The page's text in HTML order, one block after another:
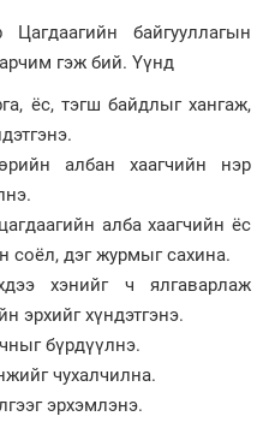
Цагдаагийн байгууллагын
гэж бий. Үүнд
ёс, тэгш байдлыг хангаж,
албан хаагчийн нэр
алба хаагчийн ёс
соёл, дэг журмыг сахина.
хэнийг ч ялгаварлаж
эрхийг хүндэтгэнэ.
бүрдүүлнэ.
чухалчилна.
эрхэмлэнэ.